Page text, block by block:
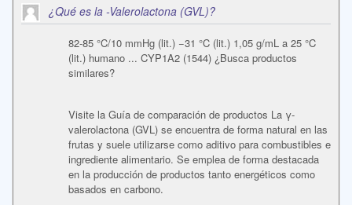
¿Qué es la -Valerolactona (GVL)?
82-85 °C/10 mmHg (lit.) −31 °C (lit.) 1,05 g/mL a 25 °C
(lit.) humano ... CYP1A2 (1544) ¿Busca productos
similares?
Visite la Guía de comparación de productos La γ-
valerolactona (GVL) se encuentra de forma natural en las
frutas y suele utilizarse como aditivo para combustibles e
ingrediente alimentario. Se emplea de forma destacada
en la producción de productos tanto energéticos como
basados en carbono.